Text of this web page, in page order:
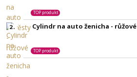
TOP produkt
2. Cylindr na auto ženicha - růžové
TOP produkt